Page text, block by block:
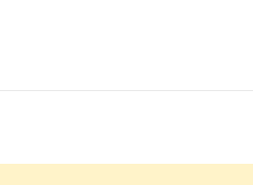
يخطئون. فكلُّ شخصٍ لديه أخطاء
كليهما بشكلٍ صحيح. وعندئذٍ فقط
ج. 3. أحاديث مسيح الأيام الأخيرة. المبادئ التي